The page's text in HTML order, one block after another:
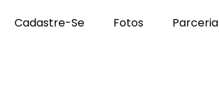
Cadastre-Se Fotos Parceria